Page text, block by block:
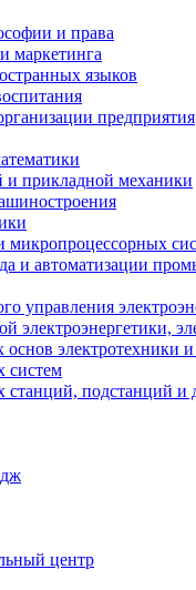
и права
маркетинга
языков
предприятия
и прикладной механики
микропроцессорных
и автоматизации
управления
электроэнергетики,
основ электротехники
систем
станций, подстанций и
центр